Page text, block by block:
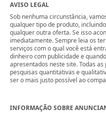
AVISO LEGAL
Sob nenhuma circunstância,
qualquer tipo de produto,
qualquer outra oferta. Se isso
imediatamente. Sempre leia os
serviços com o qual você está
dinheiro com publicidade e
apresentados neste site. Todas
pesquisas quantitativas e
ser o mais justo possível ao
INFORMAÇÃO SOBRE